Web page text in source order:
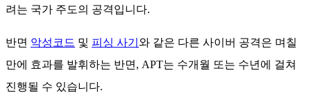
려는 국가 주도의 공격입니다.
반면 악성코드 및 피싱 사기 와 같은 다른 사이버 공격은 며칠
만에 효과를 발휘하는 반면, APT는 수개월 또는 수년에 걸쳐
진행될 수 있습니다.